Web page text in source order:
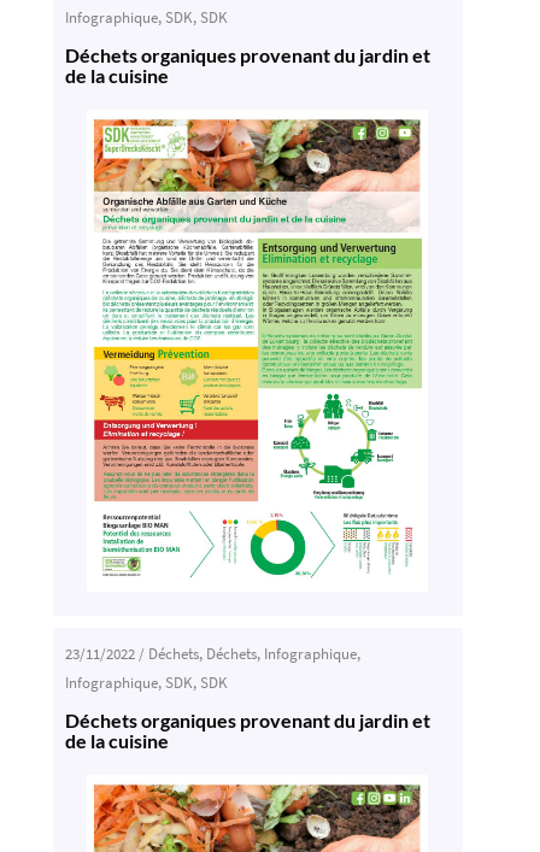
Infographique,SDK,SDK
Déchets organiques provenant du jardin et
de la cuisine
23/11/2022/ Déchets, Déchets, Infographique,
Infographique,SDK,SDK
Déchets organiques provenant du jardin et
de la cuisine